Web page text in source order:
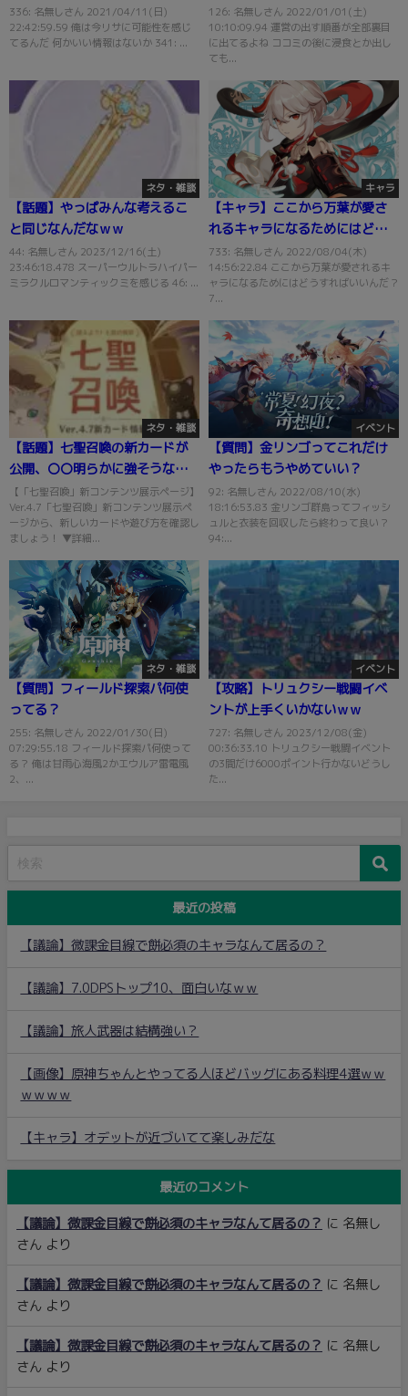
報はないか？？？
336: 名無しさん 2021/04/11(日)
22:42:59.59 俺は今リサに可能性を感じ
てるんだ 何かいい情報はないか 341: ...
126: 名無しさん 2022/01/01(土)
10:10:09.94 運営の出す順番が全部裏目
に出てるよね ココミの後に浸食とか出し
ても...
ネタ・雑談
【話題】やっぱみんな考えるこ
と同じなんだなｗｗ
44: 名無しさん 2023/12/16(土)
23:46:18.478 スーパーウルトラハイパー
ミラクルロマンティックミを感じる 46: ...
キャラ
【キャラ】ここから万葉が愛さ
れるキャラになるためにはどう
すればいいんだ？
733: 名無しさん 2022/08/04(木)
14:56:22.84 ここから万葉が愛されるキ
ャラになるためにはどうすればいいんだ？
7...
ネタ・雑談
【話題】七聖召喚の新カードが
公開、〇〇明らかに強そうなん
だけどｗｗｗ
【「七聖召喚」新コンテンツ展示ページ】
Ver.4.7「七聖召喚」新コンテンツ展示ペ
ージから、新しいカードや遊び方を確認し
ましょう！ ▼詳細...
イベント
【質問】金リンゴってこれだけ
やったらもうやめていい？
92: 名無しさん 2022/08/10(水)
18:16:53.83 金リンゴ群島ってフィッシ
ュルと衣装を回収したら終わって良い？
94:...
ネタ・雑談
【質問】フィールド探索パ何使
ってる？
255: 名無しさん 2022/01/30(日)
07:29:55.18 フィールド探索パ何使って
る？ 俺は甘雨心海風2かエウルア雷電風
2、...
イベント
【攻略】トリュクシー戦闘イベ
ントが上手くいかないｗｗ
727: 名無しさん 2023/12/08(金)
00:36:33.10 トリュクシー戦闘イベント
の3間だけ6000ポイント行かないどうし
た...
最近の投稿
【議論】微課金目線で餅必須のキャラなんて居るの？
【議論】7.0DPSトップ10、面白いなｗｗ
【議論】旅人武器は結構強い？
【画像】原神ちゃんとやってる人ほどバッグにある料理4選ｗｗ
ｗｗｗｗ
【キャラ】オデットが近づいてて楽しみだな
最近のコメント
【議論】微課金目線で餅必須のキャラなんて居るの？ に 名無し
さん より
【議論】微課金目線で餅必須のキャラなんて居るの？ に 名無し
さん より
【議論】微課金目線で餅必須のキャラなんて居るの？ に 名無し
さん より